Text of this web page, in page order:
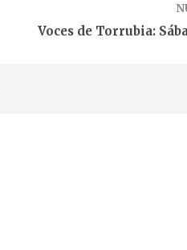
Voces de Torrubia: